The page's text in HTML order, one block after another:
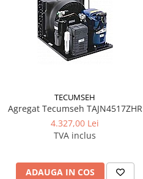
TECUMSEH
Agregat Tecumseh TAJN4517ZHR
4.327,00 Lei
TVA inclus
ADAUGA IN COS